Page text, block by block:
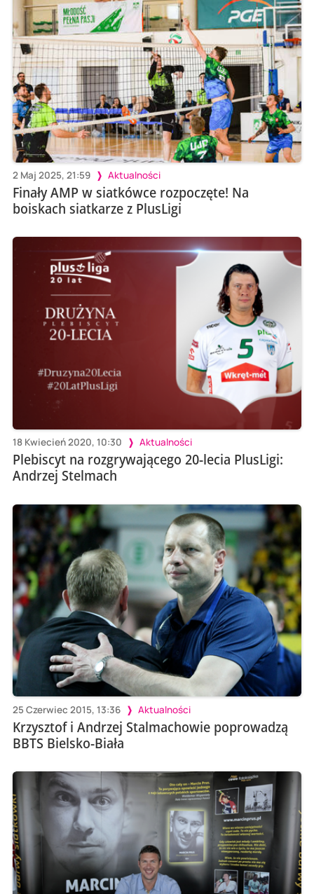
2 Maj 2025, 21:59 Aktualności
Finały AMP w siatkówce rozpoczęte! Na
boiskach siatkarze z PlusLigi
18 Kwiecień 2020, 10:30 Aktualności
Plebiscyt na rozgrywającego 20-lecia PlusLigi:
Andrzej Stelmach
25 Czerwiec 2015, 13:36 Aktualności
Krzysztof i Andrzej Stalmachowie poprowadzą
BBTS Bielsko-Biała